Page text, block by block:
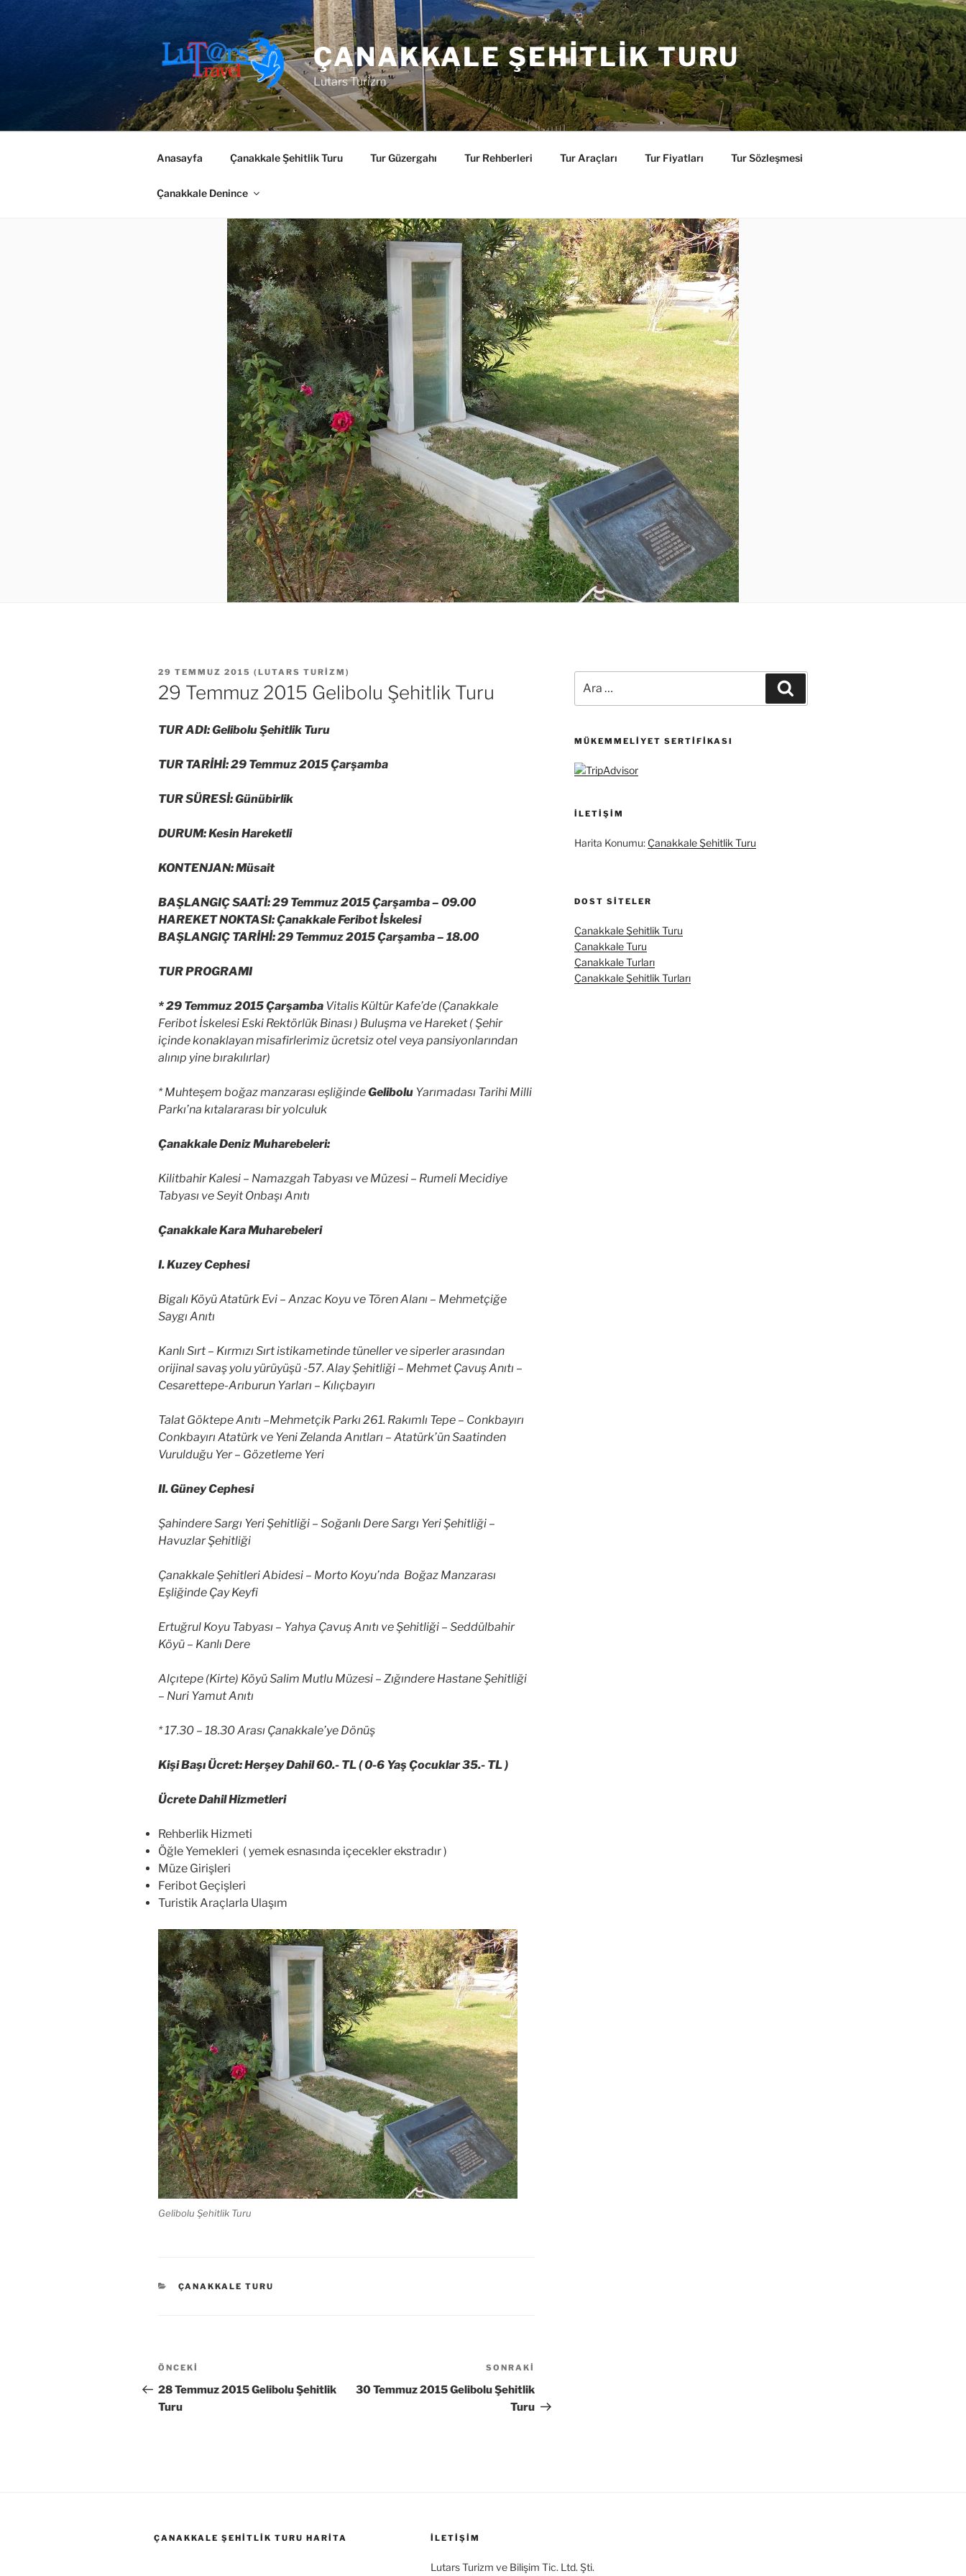
ÇANAKKALE ŞEHITLIK TURU
Lutars Turizm
Anasayfa Çanakkale Şehitlik Turu Tur Güzergahı Tur Rehberleri Tur Araçları Tur Fiyatları Tur Sözleşmesi
Çanakkale Denince
YAYIM
TARIHI
29 TEMMUZ 2015 ( LUTARS TURIZM )
29 Temmuz 2015 Gelibolu Şehitlik Turu
TUR ADI: Gelibolu Şehitlik Turu
TUR TARİHİ: 29 Temmuz 2015 Çarşamba
TUR SÜRESİ: Günübirlik
DURUM: Kesin Hareketli
KONTENJAN: Müsait
BAŞLANGIÇ SAATİ: 29 Temmuz 2015 Çarşamba – 09.00
HAREKET NOKTASI: Çanakkale Feribot İskelesi
BAŞLANGIÇ TARİHİ: 29 Temmuz 2015 Çarşamba – 18.00
TUR PROGRAMI
* 29 Temmuz 2015 Çarşamba Vitalis Kültür Kafe’de (Çanakkale
Feribot İskelesi Eski Rektörlük Binası ) Buluşma ve Hareket ( Şehir
içinde konaklayan misafirlerimiz ücretsiz otel veya pansiyonlarından
alınıp yine bırakılırlar)
* Muhteşem boğaz manzarası eşliğindeGelibolu Yarımadası Tarihi Milli
Parkı’na kıtalararası bir yolculuk
Çanakkale Deniz Muharebeleri:
Kilitbahir Kalesi – Namazgah Tabyası ve Müzesi – Rumeli Mecidiye
Tabyası ve Seyit Onbaşı Anıtı
Çanakkale Kara Muharebeleri
I. Kuzey Cephesi
Bigalı Köyü Atatürk Evi – Anzac Koyu ve Tören Alanı – Mehmetçiğe
Saygı Anıtı
Kanlı Sırt – Kırmızı Sırt istikametinde tüneller ve siperler arasından
orijinal savaş yolu yürüyüşü -57. Alay Şehitliği – Mehmet Çavuş Anıtı –
Cesarettepe-Arıburun Yarları – Kılıçbayırı
Talat Göktepe Anıtı –Mehmetçik Parkı 261. Rakımlı Tepe – Conkbayırı
Conkbayırı Atatürk ve Yeni Zelanda Anıtları – Atatürk’ün Saatinden
Vurulduğu Yer – Gözetleme Yeri
II. Güney Cephesi
Şahindere Sargı Yeri Şehitliği – Soğanlı Dere Sargı Yeri Şehitliği –
Havuzlar Şehitliği
Çanakkale Şehitleri Abidesi – Morto Koyu’nda Boğaz Manzarası
Eşliğinde Çay Keyfi
Ertuğrul Koyu Tabyası – Yahya Çavuş Anıtı ve Şehitliği – Seddülbahir
Köyü – Kanlı Dere
Alçıtepe (Kirte) Köyü Salim Mutlu Müzesi – Zığındere Hastane Şehitliği
– Nuri Yamut Anıtı
* 17.30 – 18.30 Arası Çanakkale’ye Dönüş
Kişi Başı Ücret: Herşey Dahil 60.- TL ( 0-6 Yaş Çocuklar 35.- TL )
Ücrete Dahil Hizmetleri
Rehberlik Hizmeti
Öğle Yemekleri ( yemek esnasında içecekler ekstradır )
Müze Girişleri
Feribot Geçişleri
Turistik Araçlarla Ulaşım
Gelibolu Şehitlik Turu
KATEGORILER
ÇANAKKALE TURU
Yazı
gezinmesi
Önceki
Yazı
ÖNCEKI
28 Temmuz 2015 Gelibolu Şehitlik
Turu
Yazı
SONRAKI
30 Temmuz 2015 Gelibolu Şehitlik
Turu
MÜKEMMELIYET SERTIFIKASI
İLETIŞIM
Harita Konumu: Çanakkale Şehitlik Turu
DOST SITELER
Çanakkale Şehitlik Turu
Çanakkale Turu
Çanakkale Turları
Çanakkale Şehitlik Turları
ÇANAKKALE ŞEHITLIK TURU HARITA İLETİŞİM
Lutars Turizm ve Bilişim Tic. Ltd. Şti.